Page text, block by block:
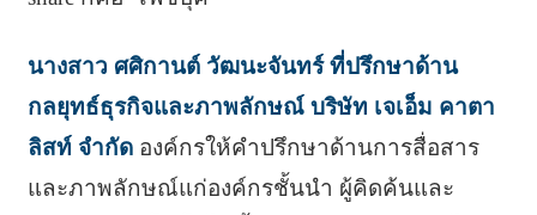
นางสาว ศศิกานต์ วัฒนะจันทร์ ที่ปรึกษาด้าน
กลยุทธ์ธุรกิจและภาพลักษณ์ บริษัท เจเอ็ม คาตา
ลิสท์ จำกัดองค์กรให้คำปรึกษาด้านการสื่อสาร
และภาพลักษณ์แก่องค์กรชั้นนำ ผู้คิดค้นและ